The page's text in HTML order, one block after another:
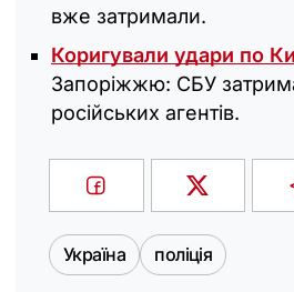
вже затримали.
Коригували удари по
Запоріжжю: СБУ
російських агентів.
Україна поліція